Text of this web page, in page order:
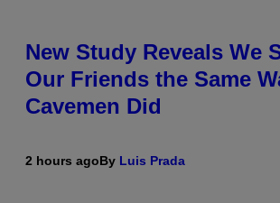
New Study Reveals We
Our Friends the Same
Cavemen Did
2 hours agoBy Luis Prada